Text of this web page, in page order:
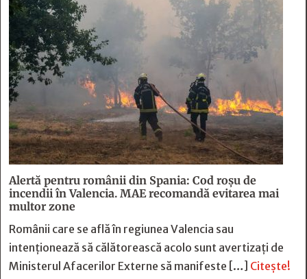
Alertă pentru românii din Spania: Cod roșu de
incendii în Valencia. MAE recomandă evitarea mai
multor zone
Românii care se află în regiunea Valencia sau
intenționează să călătorească acolo sunt avertizați de
Ministerul Afacerilor Externe să manifeste […] Citește!